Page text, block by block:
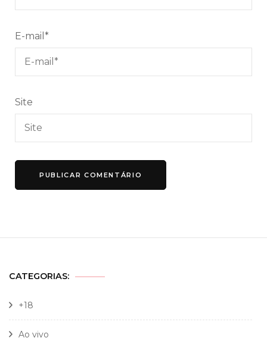
E-mail *
Site
CATEGORIAS:
+18
Ao vivo